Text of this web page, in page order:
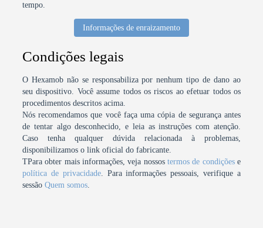
tempo.
Informações de enraizamento
Condições legais
O Hexamob não se responsabiliza por nenhum tipo de dano ao
seu dispositivo. Você assume todos os riscos ao efetuar todos os
procedimentos descritos acima.
Nós recomendamos que você faça uma cópia de segurança antes
de tentar algo desconhecido, e leia as instruções com atenção.
Caso tenha qualquer dúvida relacionada à problemas,
disponibilizamos o link oficial do fabricante.
TPara obter mais informações, veja nossos termos de condiçõese
política de privacidade. Para informações pessoais, verifique a
sessãoQuem somos.